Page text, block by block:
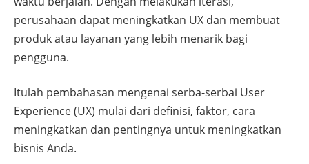
perusahaan dapat meningkatkan UX dan membuat
produk atau layanan yang lebih menarik bagi
pengguna.
Itulah pembahasan mengenai serba-serbai User
Experience (UX) mulai dari definisi, faktor, cara
meningkatkan dan pentingnya untuk meningkatkan
bisnis Anda.